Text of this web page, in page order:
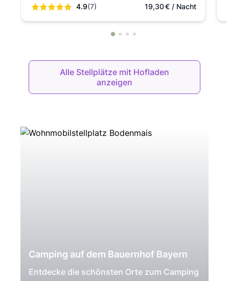
4.9(7)
19,30€/ Nacht
Alle Stellplätze mit Hofladen
anzeigen
Camping auf dem Bauernhof Bayern
Entdecke die schönsten Orte zum Camping